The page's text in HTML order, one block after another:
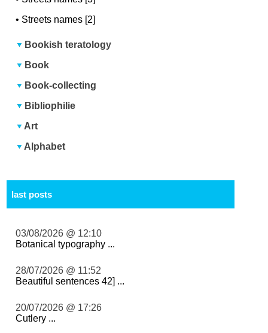
• Streets names [2]
Bookish teratology
Book
Book-collecting
Bibliophilie
Art
Alphabet
last posts
03/08/2026 @ 12:10
Botanical typography ...
28/07/2026 @ 11:52
Beautiful sentences 42] ...
20/07/2026 @ 17:26
Cutlery ...